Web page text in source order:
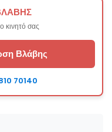
κινητό σας
Βλάβης
70140